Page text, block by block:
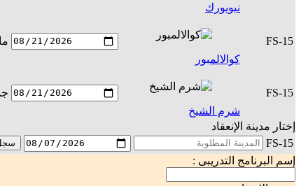
نيويورك
FS-15
كوالالمبور
FS-15
شرم الشيخ
إختار مدينة الإنعقاد
FS-15
إسم البرنامج التدريبى :